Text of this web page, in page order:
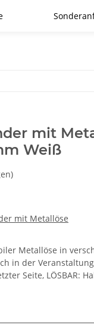
mit
Weiß
mit Metallöse
Metallöse in
in der
Seite, LÖSBAR: